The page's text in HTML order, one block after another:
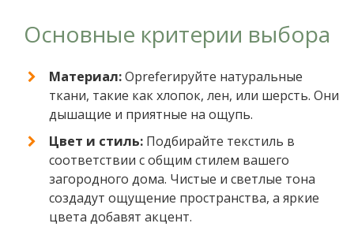
Основные критерии выбора
Материал:Оpreferируйте натуральные
ткани, такие как хлопок, лен, или шерсть. Они
дышащие и приятные на ощупь.
Цвет и стиль: Подбирайте текстиль в
соответствии с общим стилем вашего
загородного дома. Чистые и светлые тона
создадут ощущение пространства, а яркие
цвета добавят акцент.